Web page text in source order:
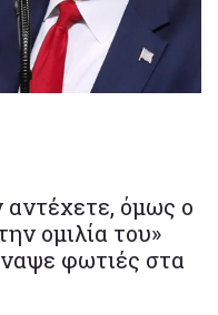
αντέχετε, όμως ο
ομιλία του»
φωτιές στα